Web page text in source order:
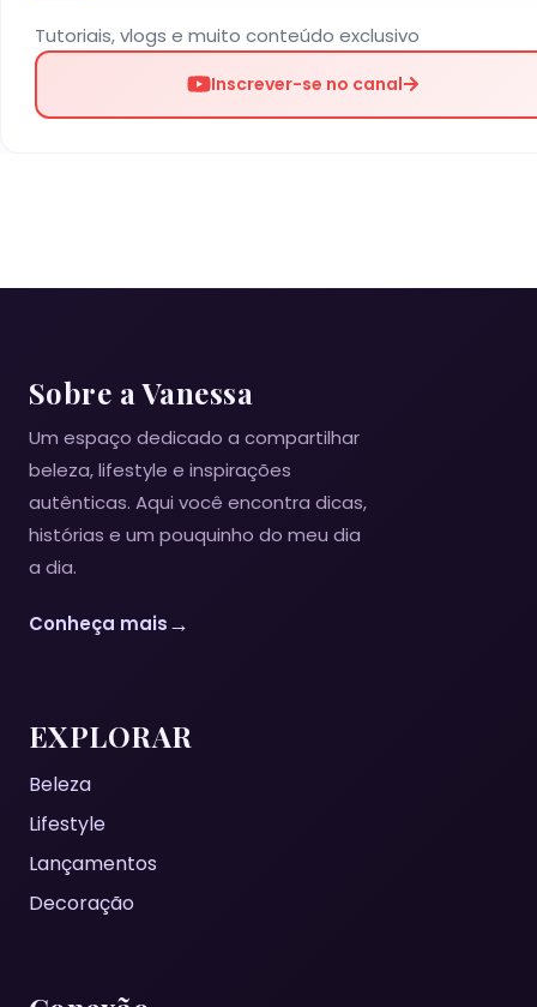
Tutoriais, vlogs e muito conteúdo exclusivo
Inscrever-se no canal
Sobre a Vanessa
Um espaço dedicado a compartilhar
beleza, lifestyle e inspirações
autênticas. Aqui você encontra dicas,
histórias e um pouquinho do meu dia
a dia.
Conheça mais→
EXPLORAR
Beleza
Lifestyle
Lançamentos
Decoração